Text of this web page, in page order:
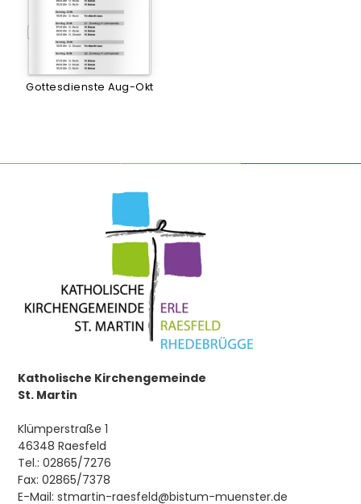
Gottesdienste Aug-Okt
Katholische Kirchengemeinde
St. Martin
Klümperstraße 1
46348 Raesfeld
Tel.: 02865/7276
Fax: 02865/7378
E-Mail: stmartin-raesfeld@bistum-muenster.de